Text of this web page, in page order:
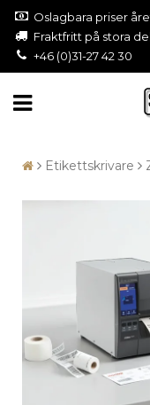
Oslagbara priser
Fraktfritt på stora
+46 (0)31-27 42 30
Etikettskrivare